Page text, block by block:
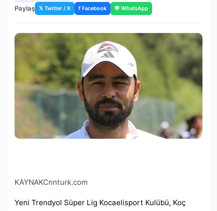
Paylaş 𝕏 Twitter / X f Facebook 💬 WhatsApp
KAYNAKCnnturk.com
Yeni Trendyol Süper Lig Kocaelisport Kulübü, Koç